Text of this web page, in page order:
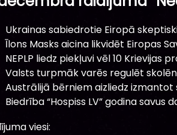
Ukrainas sabiedrotie Eiropā
Īlons Masks aicina likvidēt Eiropas
NEPLP liedz piekļuvi vēl 10
Valsts turpmāk varēs regulēt
Austrālijā bērniem aizliedz izmantot
Biedrība “Hospiss LV” godina savus
viesi: